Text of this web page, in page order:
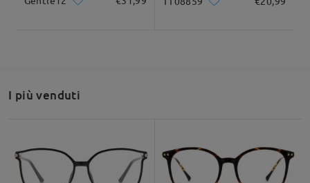
I più venduti